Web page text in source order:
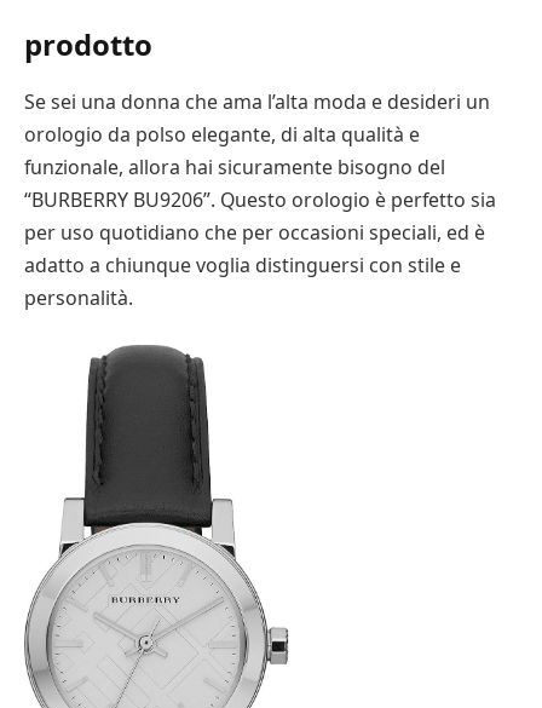
prodotto
Se sei una donna che ama l’alta moda e desideri un
orologio da polso elegante, di alta qualità e
funzionale, allora hai sicuramente bisogno del
“BURBERRY BU9206”. Questo orologio è perfetto sia
per uso quotidiano che per occasioni speciali, ed è
adatto a chiunque voglia distinguersi con stile e
personalità.